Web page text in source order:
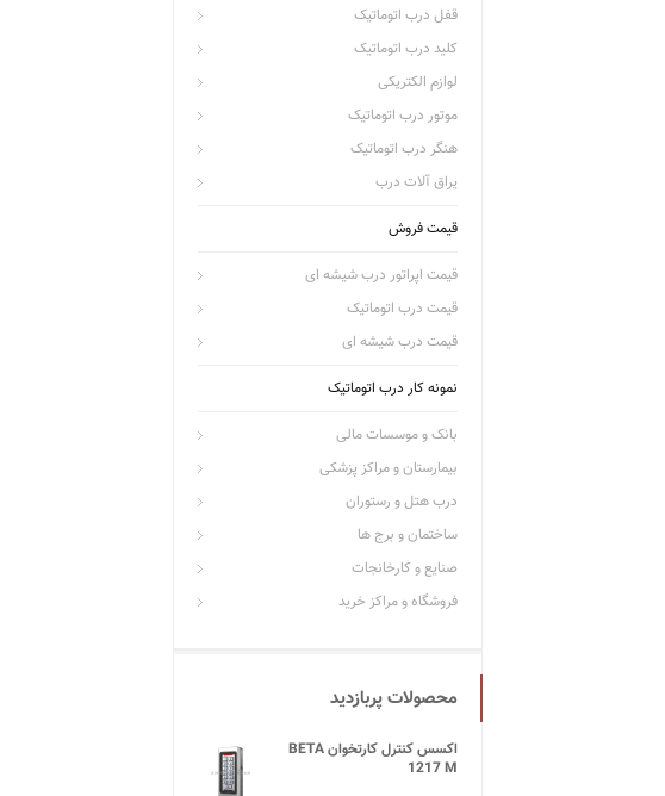
قفل درب اتوماتیک
کلید درب اتوماتیک
لوازم الکتریکی
موتور درب اتوماتیک
هنگر درب اتوماتیک
یراق آلات درب
قیمت فروش
قیمت اپراتور درب شیشه ای
قیمت درب اتوماتیک
قیمت درب شیشه ای
نمونه کار درب اتوماتیک
بانک و موسسات مالی
بیمارستان و مراکز پزشکی
درب هتل و رستوران
ساختمان و برج ها
صنایع و کارخانجات
فروشگاه و مراکز خرید
محصولات پربازدید
اکسس کنترل کارتخوان BETA
1217 M